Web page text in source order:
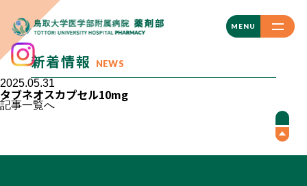
MENU
CLOSE
新着情報 NEWS
2025.05.31
タブネオスカプセル10mg
記事一覧へ